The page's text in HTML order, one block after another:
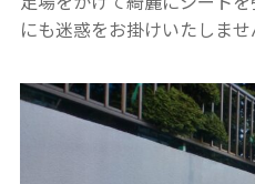
にも迷惑をお掛けいたしませ